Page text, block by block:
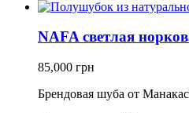
NAFA светлая
85,000 грн
Брендовая шуба от